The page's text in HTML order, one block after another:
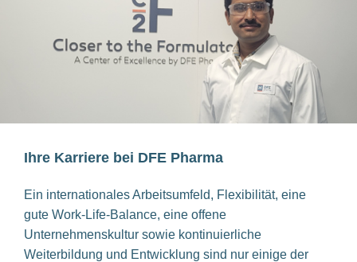
Ihre Karriere bei DFE Pharma
Ein internationales Arbeitsumfeld, Flexibilität, eine
gute Work-Life-Balance, eine offene
Unternehmenskultur sowie kontinuierliche
Weiterbildung und Entwicklung sind nur einige der